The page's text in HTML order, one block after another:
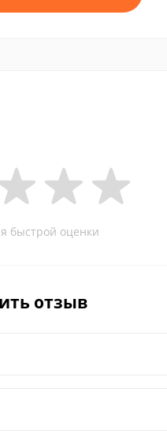
быстрой оценки
отзыв